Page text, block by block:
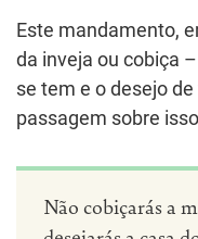
Este mandamento,
da inveja ou cobiça
se tem e o desejo
passagem sobre
Não cobiçarás a